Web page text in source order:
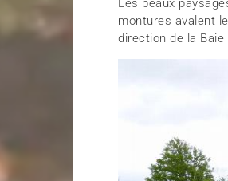
Les beaux
montures avalent
direction de la